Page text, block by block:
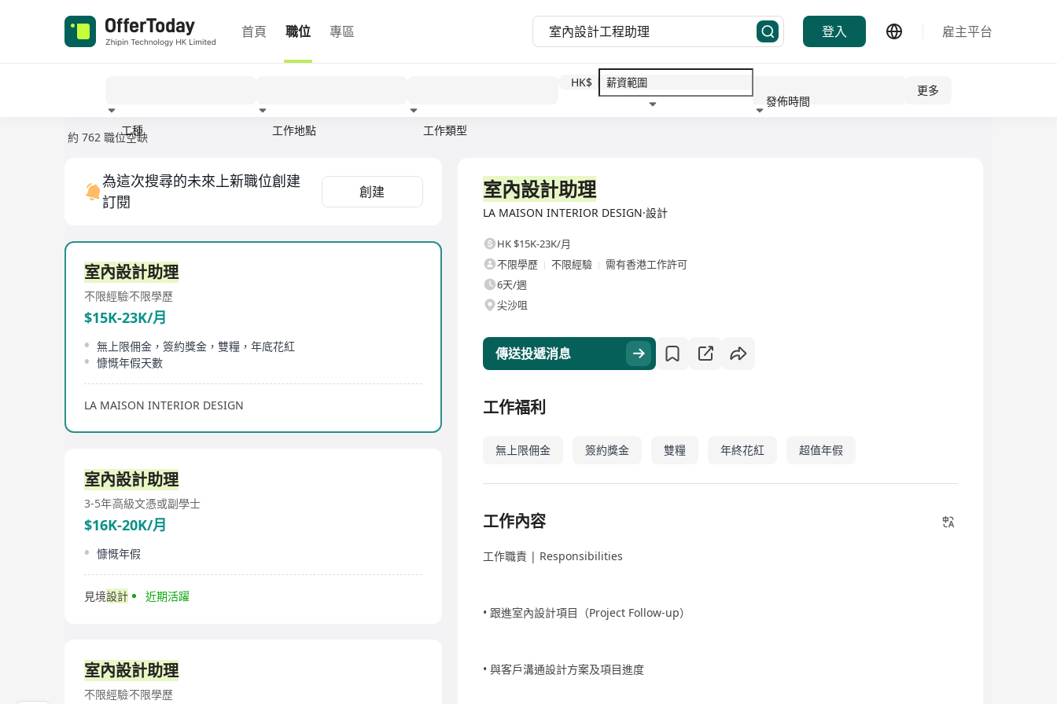
首頁 職位 專區 登入 雇主平台
工種 工作地點 工作類型
HK$
發佈時間
更多
約 762 職位空缺
為這次搜尋的未來上新職位創建
訂閱
創建
室內設計助理
不限經驗不限學歷
$15K-23K/月
無上限佣金，簽約獎金，雙糧，年底花紅
慷慨年假天數
LA MAISON INTERIOR DESIGN
室內設計助理
3-5年高級文憑或副學士
$16K-20K/月
慷慨年假
見境設計 近期活躍
室內設計助理
不限經驗不限學歷
室內設計助理
LA MAISON INTERIOR DESIGN·設計
HK $15K-23K/月
不限學歷
不限經驗
需有香港工作許可
6天/週
尖沙咀
傳送投遞消息
工作福利
無上限佣金 簽約獎金 雙糧 年終花紅 超值年假
工作內容
工作職責 | Responsibilities
•⁠ ⁠跟進室內設計項目（Project Follow-up）
•⁠ ⁠與客戶溝通設計方案及項目進度